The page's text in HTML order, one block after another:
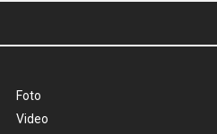
Foto
Video